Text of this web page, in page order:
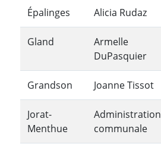
Épalinges Alicia Rudaz
Gland
Armelle
DuPasquier
Grandson Joanne Tissot
Jorat-
Menthue
Administration
communale